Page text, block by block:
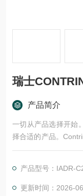
瑞士
产品简介
一切从产品选择开始
择合适的产品。
远40 mm的距离内对
电感式传感器成为高
个被金属目标衰减的
产品型号：IADR-
更新时间：2026-